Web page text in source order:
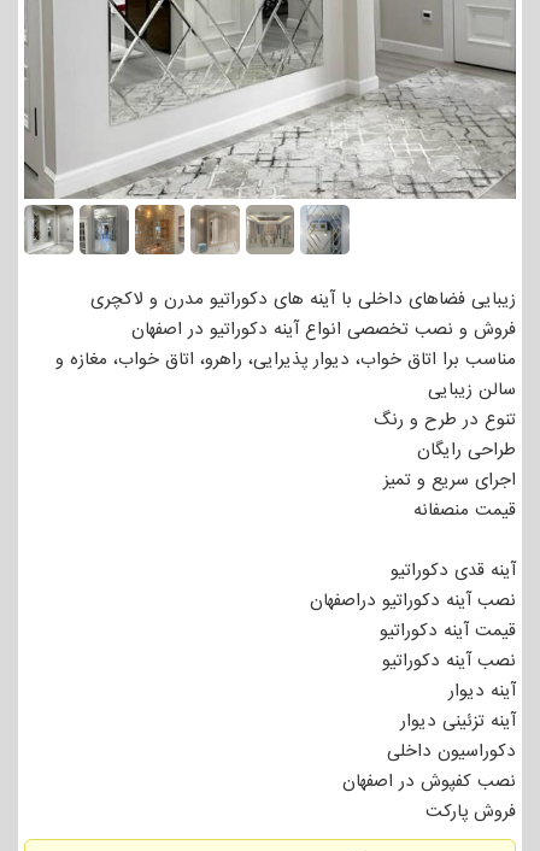
زیبایی فضاهای داخلی با آینه های دکوراتیو مدرن و لاکچری
فروش و نصب تخصصی انواع آینه دکوراتیو در اصفهان
مناسب برا اتاق خواب، دیوار پذیرایی، راهرو، اتاق خواب، مغازه و
سالن زیبایی
تنوع در طرح و رنگ
طراحی رایگان
اجرای سریع و تمیز
قیمت منصفانه
آینه قدی دکوراتیو
نصب آینه دکوراتیو دراصفهان
قیمت آینه دکوراتیو
نصب آینه دکوراتیو
آینه دیوار
آینه تزئینی دیوار
دکوراسیون داخلی
نصب کفپوش در اصفهان
فروش پارکت